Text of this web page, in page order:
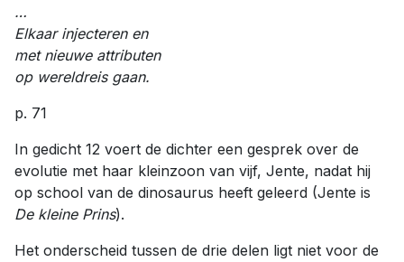
…
Elkaar injecteren en
met nieuwe attributen
op wereldreis gaan.
p. 71
In gedicht 12 voert de dichter een gesprek over de
evolutie met haar kleinzoon van vijf, Jente, nadat hij
op school van de dinosaurus heeft geleerd (Jente is
De kleine Prins).
Het onderscheid tussen de drie delen ligt niet voor de